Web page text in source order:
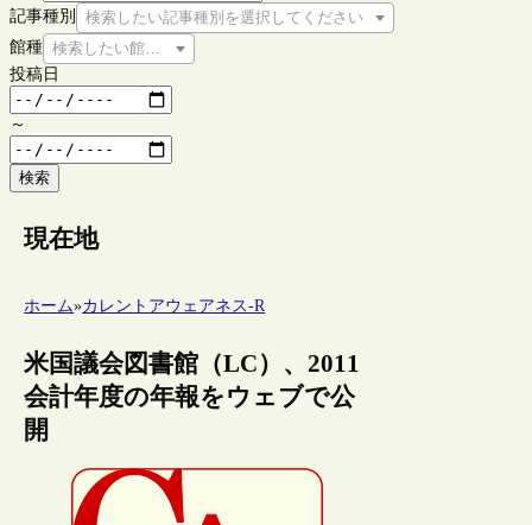
記事種別
検索したい記事種別を選択してください
館種 検索したい館種を選択してください
投稿日
～
検索
現在地
ホーム»カレントアウェアネス-R
米国議会図書館（LC）、2011
会計年度の年報をウェブで公
開